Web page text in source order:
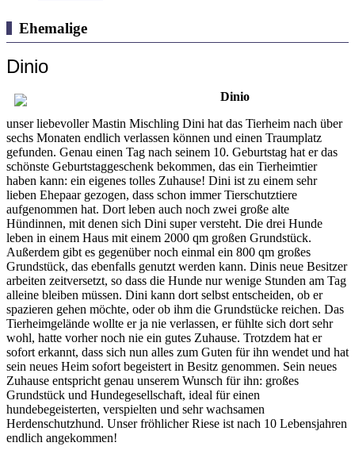
Ehemalige
Dinio
Dinio
unser liebevoller Mastin Mischling Dini hat das Tierheim nach über
sechs Monaten endlich verlassen können und einen Traumplatz
gefunden. Genau einen Tag nach seinem 10. Geburtstag hat er das
schönste Geburtstaggeschenk bekommen, das ein Tierheimtier
haben kann: ein eigenes tolles Zuhause! Dini ist zu einem sehr
lieben Ehepaar gezogen, dass schon immer Tierschutztiere
aufgenommen hat. Dort leben auch noch zwei große alte
Hündinnen, mit denen sich Dini super versteht. Die drei Hunde
leben in einem Haus mit einem 2000 qm großen Grundstück.
Außerdem gibt es gegenüber noch einmal ein 800 qm großes
Grundstück, das ebenfalls genutzt werden kann. Dinis neue Besitzer
arbeiten zeitversetzt, so dass die Hunde nur wenige Stunden am Tag
alleine bleiben müssen. Dini kann dort selbst entscheiden, ob er
spazieren gehen möchte, oder ob ihm die Grundstücke reichen. Das
Tierheimgelände wollte er ja nie verlassen, er fühlte sich dort sehr
wohl, hatte vorher noch nie ein gutes Zuhause. Trotzdem hat er
sofort erkannt, dass sich nun alles zum Guten für ihn wendet und hat
sein neues Heim sofort begeistert in Besitz genommen. Sein neues
Zuhause entspricht genau unserem Wunsch für ihn: großes
Grundstück und Hundegesellschaft, ideal für einen
hundebegeisterten, verspielten und sehr wachsamen
Herdenschutzhund. Unser fröhlicher Riese ist nach 10 Lebensjahren
endlich angekommen!